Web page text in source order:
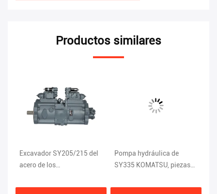
Productos similares
Excavador SY205/215 del
acero de los
Hydraulic Pump ISO9001
Pompa hydráulica de
SY335 KOMATSU, piezas
9N1H del excavador de